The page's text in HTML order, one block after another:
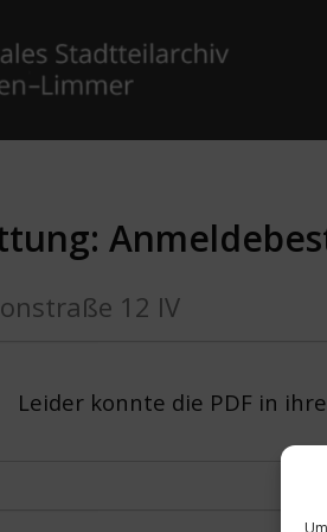
12 IV
Leider konnte die PDF in